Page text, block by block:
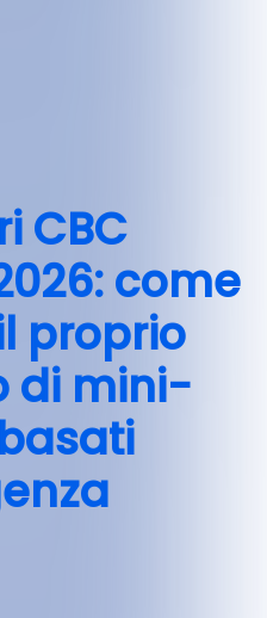
CBC
come
proprio
di mini-